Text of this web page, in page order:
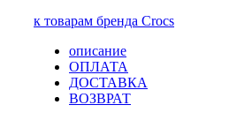
к товарам бренда Crocs
описание
ОПЛАТА
ДОСТАВКА
ВОЗВРАТ